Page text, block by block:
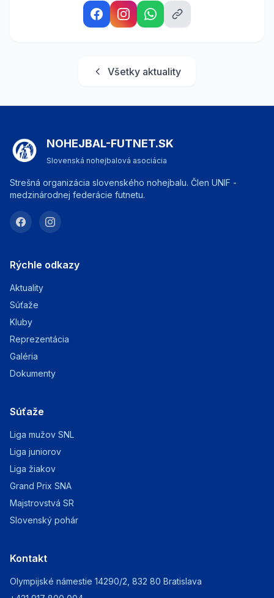
Všetky aktuality
NOHEJBAL-FUTNET.SK
Slovenská nohejbalová asociácia
Strešná organizácia slovenského nohejbalu. Člen UNIF -
medzinárodnej federácie futnetu.
Rýchle odkazy
Aktuality
Súťaže
Kluby
Reprezentácia
Galéria
Dokumenty
Súťaže
Liga mužov SNL
Liga juniorov
Liga žiakov
Grand Prix SNA
Majstrovstvá SR
Slovenský pohár
Kontakt
Olympijské námestie 14290/2, 832 80 Bratislava